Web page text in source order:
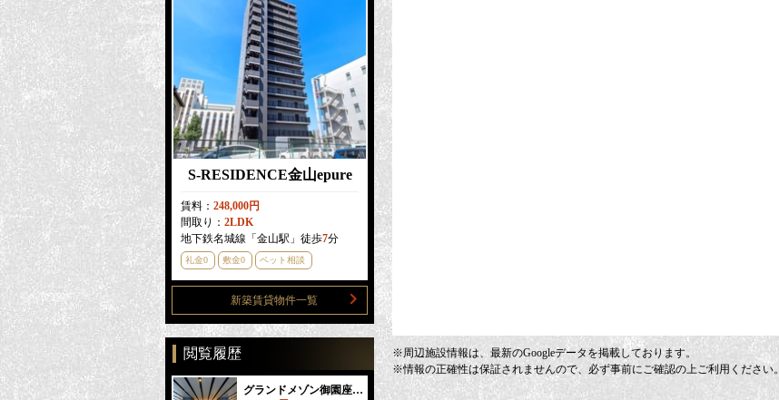
S-RESIDENCE金山epure
賃料： 248,000円
間取り： 2LDK
地下鉄名城線「金山駅」徒歩7分
礼金0 敷金0 ペット相談
新築賃貸物件一覧
閲覧履歴
グランドメゾン御園座タワー
※周辺施設情報は、最新のGoogleデータを掲載しております。
※情報の正確性は保証されませんので、必ず事前にご確認の上ご利用ください。